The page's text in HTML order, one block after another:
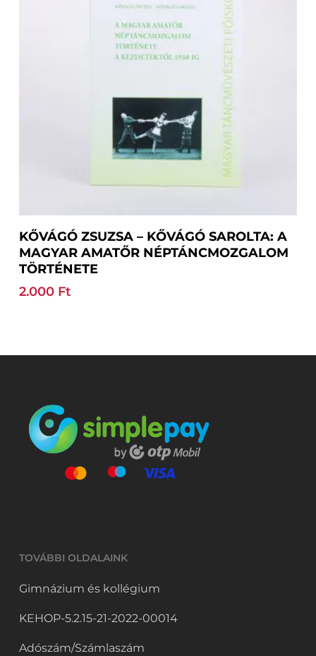
Kosárba Teszem
KŐVÁGÓ ZSUZSA – KŐVÁGÓ SAROLTA: A
MAGYAR AMATŐR NÉPTÁNCMOZGALOM
TÖRTÉNETE
2.000 Ft
TOVÁBBI OLDALAINK
Gimnázium és kollégium
KEHOP-5.2.15-21-2022-00014
Adószám/Számlaszám